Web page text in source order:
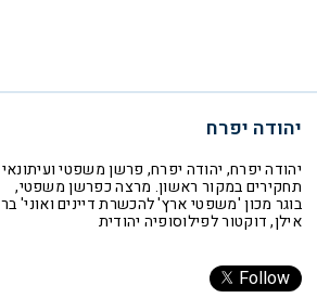
יהודה יפרח
יהודה יפרח, יהודה יפרח, פרשן משפטי ועיתונאי
תחקירים במקור ראשון. מרצה כפרשן משפטי,
בוגר מכון 'משפטי ארץ' להכשרת דיינים ואוני' בר
אילן, דוקטור לפילוסופיה יהודית
Follow